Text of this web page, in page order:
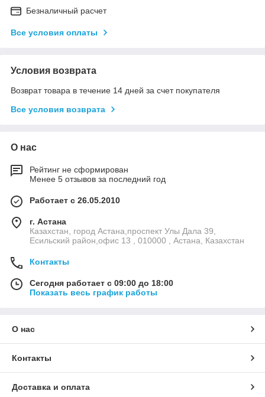
Безналичный расчет
Все условия оплаты
Условия возврата
Возврат товара в течение 14 дней за счет покупателя
Все условия возврата
О нас
Рейтинг не сформирован
Менее 5 отзывов за последний год
Работает с 26.05.2010
г. Астана
Казахстан, город Астана,проспект Улы Дала 39,
Есильский район,офис 13 , 010000 , Астана, Казахстан
Контакты
Сегодня работает с 09:00 до 18:00
Показать весь график работы
О нас
Контакты
Доставка и оплата